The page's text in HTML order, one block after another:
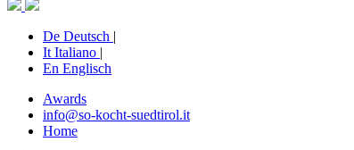
De Deutsch |
It Italiano |
En Englisch
Awards
info@so-kocht-suedtirol.it
Home